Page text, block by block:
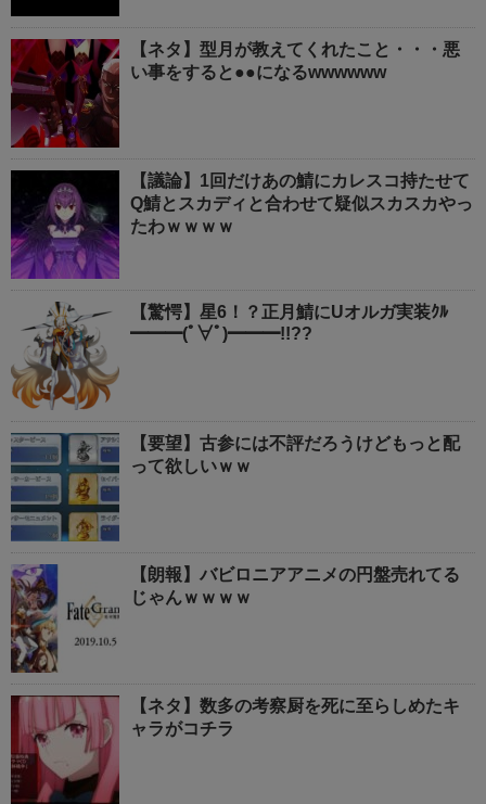
【ネタ】型月が教えてくれたこと・・・悪
い事をすると●●になるwwwwww
【議論】1回だけあの鯖にカレスコ持たせて
Q鯖とスカディと合わせて疑似スカスカやっ
たわｗｗｗｗ
【驚愕】星6！？正月鯖にUオルガ実装ｸﾙ
━━━(ﾟ∀ﾟ)━━━!!??
【要望】古参には不評だろうけどもっと配
って欲しいｗｗ
【朗報】バビロニアアニメの円盤売れてる
じゃんｗｗｗｗ
【ネタ】数多の考察厨を死に至らしめたキ
ャラがコチラ